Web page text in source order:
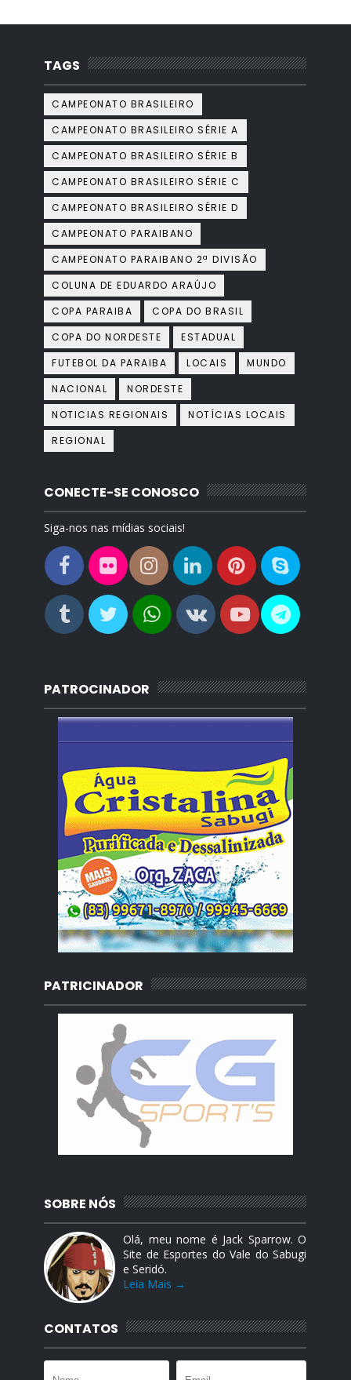
TAGS
CAMPEONATO BRASILEIRO
CAMPEONATO BRASILEIRO SÉRIE A
CAMPEONATO BRASILEIRO SÉRIE B
CAMPEONATO BRASILEIRO SÉRIE C
CAMPEONATO BRASILEIRO SÉRIE D
CAMPEONATO PARAIBANO
CAMPEONATO PARAIBANO 2ª DIVISÃO
COLUNA DE EDUARDO ARAÚJO
COPA PARAIBA
COPA DO BRASIL
COPA DO NORDESTE
ESTADUAL
FUTEBOL DA PARAIBA
LOCAIS
MUNDO
NACIONAL
NORDESTE
NOTICIAS REGIONAIS
NOTÍCIAS LOCAIS
REGIONAL
CONECTE-SE CONOSCO
Siga-nos nas mídias sociais!
PATROCINADOR
PATRICINADOR
SOBRE NÓS
Olá, meu nome é Jack Sparrow. O
Site de Esportes do Vale do Sabugi
e Seridó.
Leia Mais →
CONTATOS